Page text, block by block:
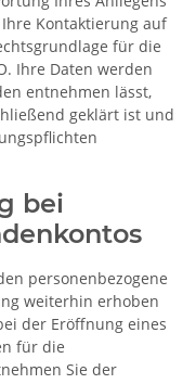
Ihre Kontaktierung auf
für die
Ihre Daten werden
entnehmen lässt,
geklärt ist und
bei
personenbezogene
weiterhin erhoben
der Eröffnung eines
für die
Sie der